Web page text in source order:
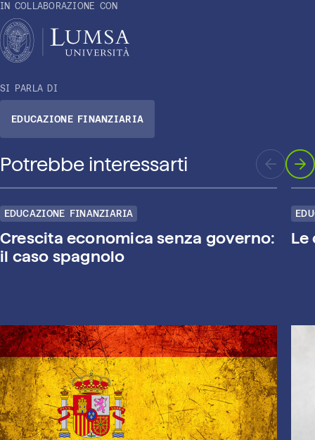
IN COLLABORAZIONE CON
SI PARLA DI
EDUCAZIONE FINANZIARIA
Potrebbe interessarti
EDUCAZIONE FINANZIARIA
Crescita economica senza governo:
il caso spagnolo
Le